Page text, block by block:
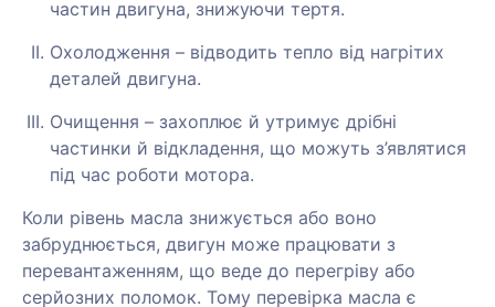
частин двигуна, знижуючи тертя.
Охолодження – відводить тепло від нагрітих
деталей двигуна.
Очищення – захоплює й утримує дрібні
частинки й відкладення, що можуть з’являтися
під час роботи мотора.
Коли рівень масла знижується або воно
забруднюється, двигун може працювати з
перевантаженням, що веде до перегріву або
серйозних поломок. Тому перевірка масла є